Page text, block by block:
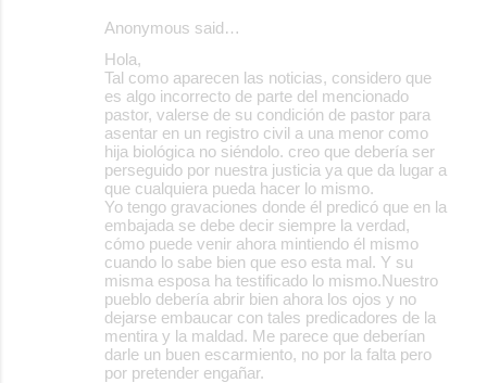
Anonymous said…
Hola,
Tal como aparecen las noticias, considero que
es algo incorrecto de parte del mencionado
pastor, valerse de su condición de pastor para
asentar en un registro civil a una menor como
hija biológica no siéndolo. creo que debería ser
perseguido por nuestra justicia ya que da lugar a
que cualquiera pueda hacer lo mismo.
Yo tengo gravaciones donde él predicó que en la
embajada se debe decir siempre la verdad,
cómo puede venir ahora mintiendo él mismo
cuando lo sabe bien que eso esta mal. Y su
misma esposa ha testificado lo mismo.Nuestro
pueblo debería abrir bien ahora los ojos y no
dejarse embaucar con tales predicadores de la
mentira y la maldad. Me parece que deberían
darle un buen escarmiento, no por la falta pero
por pretender engañar.